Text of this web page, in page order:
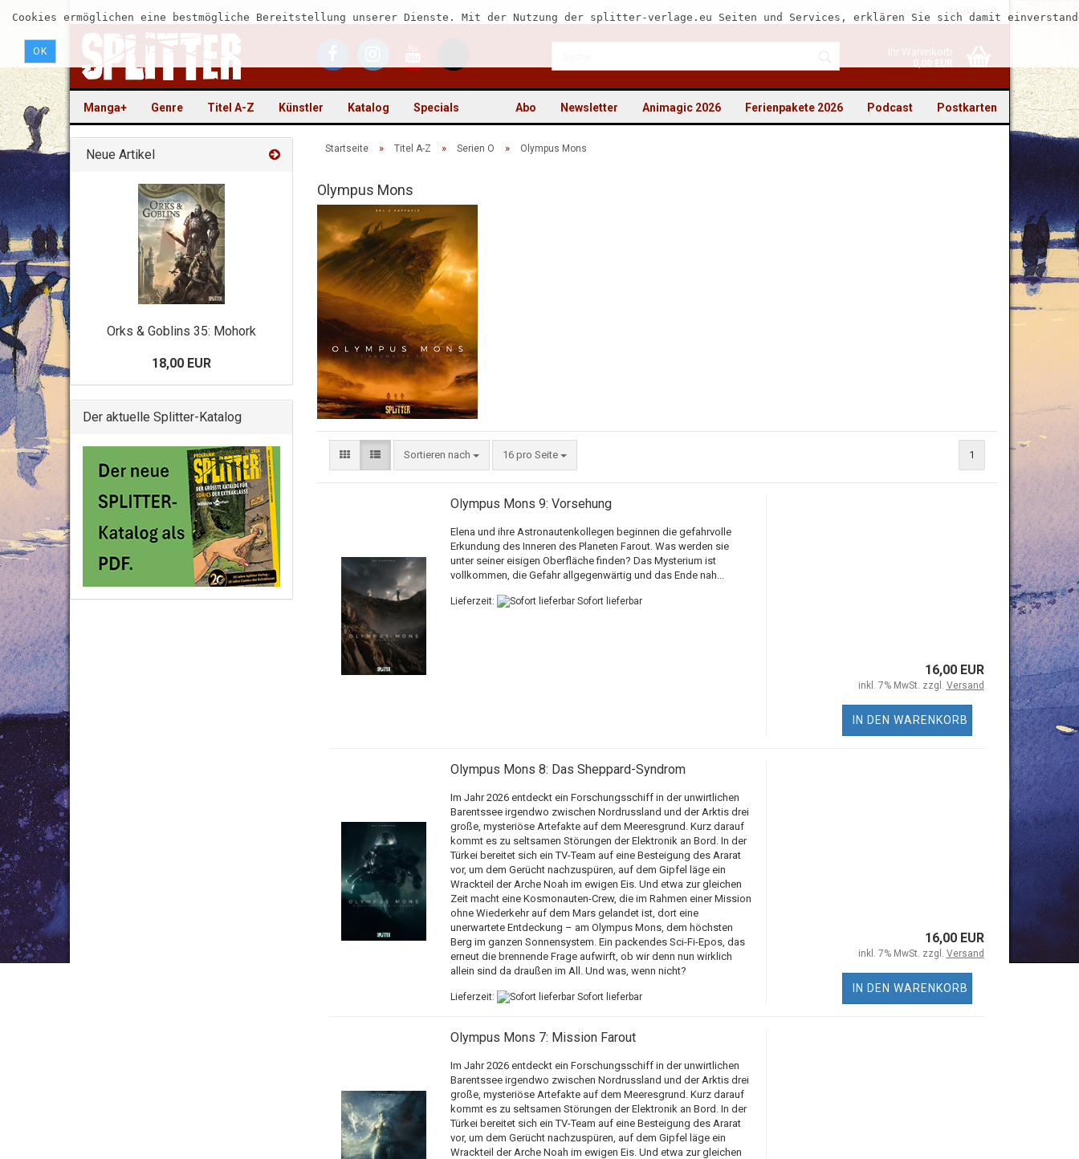
Kundenlogin Merkzettel
Ihr Warenkorb
0,00 EUR
Cookies ermöglichen eine bestmögliche Bereitstellung unserer Dienste. Mit der Nutzung der splitter-verlage.eu Seiten und Services, erklären Sie sich damit
OK
Manga+ Genre Titel A-Z Künstler Katalog Specials Postkarten
Podcast
Ferienpakete 2026
Animagic 2026
Newsletter
Abo
Startseite » Titel A-Z » Serien O » Olympus Mons
Olympus Mons
Sortieren nach 16 pro Seite 1
Olympus Mons 9: Vorsehung
Elena und ihre Astronautenkollegen beginnen die gefahrvolle
Erkundung des Inneren des Planeten Farout. Was werden sie
unter seiner eisigen Oberfläche finden? Das Mysterium ist
vollkommen, die Gefahr allgegenwärtig und das Ende nah...
Lieferzeit: Sofort lieferbar
16,00 EUR
inkl. 7% MwSt. zzgl. Versand
IN DEN WARENKORB
Olympus Mons 8: Das Sheppard-Syndrom
Im Jahr 2026 entdeckt ein Forschungsschiff in der unwirtlichen
Barentssee irgendwo zwischen Nordrussland und der Arktis drei
große, mysteriöse Artefakte auf dem Meeresgrund. Kurz darauf
kommt es zu seltsamen Störungen der Elektronik an Bord. In der
Türkei bereitet sich ein TV-Team auf eine Besteigung des Ararat
vor, um dem Gerücht nachzuspüren, auf dem Gipfel läge ein
Wrackteil der Arche Noah im ewigen Eis. Und etwa zur gleichen
Zeit macht eine Kosmonauten-Crew, die im Rahmen einer Mission
ohne Wiederkehr auf dem Mars gelandet ist, dort eine
unerwartete Entdeckung – am Olympus Mons, dem höchsten
Berg im ganzen Sonnensystem. Ein packendes Sci-Fi-Epos, das
erneut die brennende Frage aufwirft, ob wir denn nun wirklich
allein sind da draußen im All. Und was, wenn nicht?
Lieferzeit: Sofort lieferbar
16,00 EUR
inkl. 7% MwSt. zzgl. Versand
IN DEN WARENKORB
Olympus Mons 7: Mission Farout
Im Jahr 2026 entdeckt ein Forschungsschiff in der unwirtlichen
Barentssee irgendwo zwischen Nordrussland und der Arktis drei
große, mysteriöse Artefakte auf dem Meeresgrund. Kurz darauf
kommt es zu seltsamen Störungen der Elektronik an Bord. In der
Türkei bereitet sich ein TV-Team auf eine Besteigung des Ararat
vor, um dem Gerücht nachzuspüren, auf dem Gipfel läge ein
Wrackteil der Arche Noah im ewigen Eis. Und etwa zur gleichen
Neue Artikel
Orks & Goblins 35: Mohork
18,00 EUR
Der aktuelle Splitter-Katalog